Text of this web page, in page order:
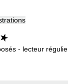
- lecteur